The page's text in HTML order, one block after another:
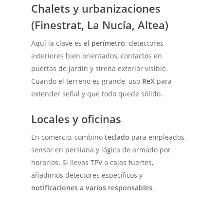
Chalets y urbanizaciones
(Finestrat, La Nucía, Altea)
Aquí la clave es el perímetro: detectores
exteriores bien orientados, contactos en
puertas de jardín y sirena exterior visible.
Cuando el terreno es grande, uso ReX para
extender señal y que todo quede sólido.
Locales y oficinas
En comercio, combinoteclado para empleados,
sensor en persiana y lógica de armado por
horarios. Si llevas TPV o cajas fuertes,
añadimos detectores específicos y
notificaciones a varios responsables.